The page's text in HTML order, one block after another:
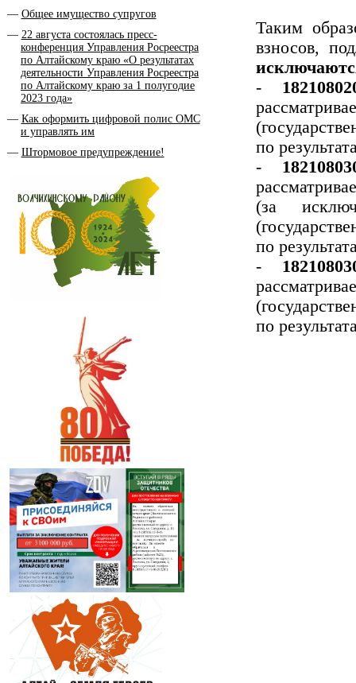
Общее имущество супругов
22 августа состоялась пресс-
конференция Управления Росреестра
по Алтайскому краю «О результатах
деятельности Управления Росреестра
по Алтайскому краю за 1 полугодие
2023 года»
Как оформить цифровой полис ОМС
и управлять им
Штормовое предупреждение!
Таким
взносов,
-
по
-
(за
по
-
по